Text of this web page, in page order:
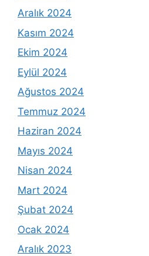
Aralık 2024
Kasım 2024
Ekim 2024
Eylül 2024
Ağustos 2024
Temmuz 2024
Haziran 2024
Mayıs 2024
Nisan 2024
Mart 2024
Şubat 2024
Ocak 2024
Aralık 2023